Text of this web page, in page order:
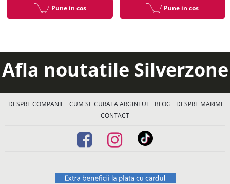
Pune in cos Pune in cos
Afla noutatile Silverzone
DESPRE COMPANIE CUM SE CURATA ARGINTUL BLOG
DESPRE MARIMI
CONTACT